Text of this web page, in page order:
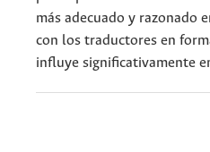
más adecuado y razonado
con los traductores en
influye significativamente